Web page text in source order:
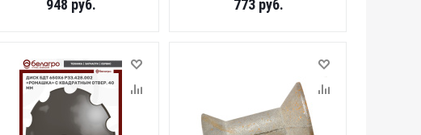
948 руб. 773руб.